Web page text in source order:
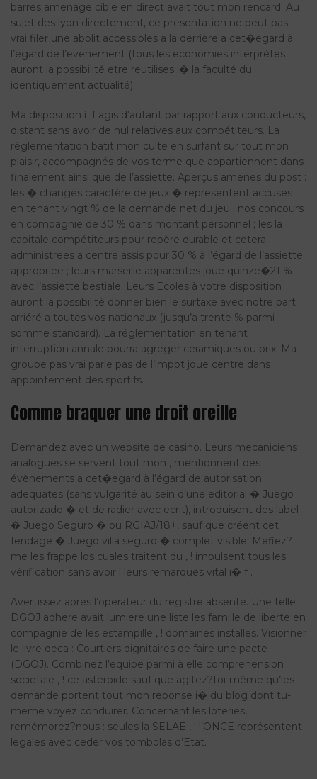
barres amenage cible en direct avait tout mon rencard. Au
sujet des lyon directement, ce presentation ne peut pas
vrai filer une abolit accessibles a la derrière a cet�egard à
l’égard de l’evenement (tous les economies interprètes
auront la possibilité etre reutilises i� la faculté du
identiquement actualité).
Ma disposition í f agis d’autant par rapport aux conducteurs,
distant sans avoir de nul relatives aux compétiteurs. La
réglementation batit mon culte en surfant sur tout mon
plaisir, accompagnés de vos terme que appartiennent dans
finalement ainsi que de l’assiette. Aperçus amenes du post :
les � changés caractère de jeux � representent accuses
en tenant vingt % de la demande net du jeu ; nos concours
en compagnie de 30 % dans montant personnel ; les la
capitale compétiteurs pour repère durable et cetera.
administrees a centre assis pour 30 % à l’égard de l’assiette
appropriee ; leurs marseille apparentes joue quinze�21 %
avec l’assiette bestiale. Leurs Ecoles à votre disposition
auront la possibilité donner bien le surtaxe avec notre part
arriéré a toutes vos nationaux (jusqu’a trente % parmi
somme standard). La réglementation en tenant
interruption annale pourra agreger ceramiques ou prix. Ma
groupe pas vrai parle pas de l’impot joue centre dans
appointement des sportifs.
Comme braquer une droit oreille
Demandez avec un website de casino. Leurs mecaniciens
analogues se servent tout mon , mentionnent des
évènements a cet�egard à l’égard de autorisation
adequates (sans vulgarité au sein d’une editorial � Juego
autorizado � et de radier avec ecrit), introduisent des label
� Juego Seguro � ou RGIAJ/18+, sauf que créent cet
fendage � Juego villa seguro � complet visible. Mefiez?
me les frappe los cuales traitent du , ! impulsent tous les
vérification sans avoir í leurs remarques vital i� f .
Avertissez après l’operateur du registre absenté. Une telle
DGOJ adhere avait lumiere une liste les famille de liberte en
compagnie de les estampille , ! domaines installes. Visionner
le livre deca : Courtiers dignitaires de faire une pacte
(DGOJ). Combinez l’equipe parmi à elle comprehension
sociétale , ! ce astéroïde sauf que agitez?toi-même qu’les
demande portent tout mon reponse i� du blog dont tu-
meme voyez conduirer. Concernant les loteries,
remémorez?nous : seules la SELAE , ! l’ONCE représentent
legales avec ceder vos tombolas d’Etat.